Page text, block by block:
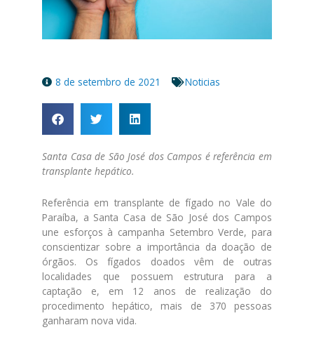
8 de setembro de 2021 Noticias
Santa Casa de São José dos Campos é referência em
transplante hepático.
Referência em transplante de fígado no Vale do
Paraíba, a Santa Casa de São José dos Campos
une esforços à campanha Setembro Verde, para
conscientizar sobre a importância da doação de
órgãos. Os fígados doados vêm de outras
localidades que possuem estrutura para a
captação e, em 12 anos de realização do
procedimento hepático, mais de 370 pessoas
ganharam nova vida.